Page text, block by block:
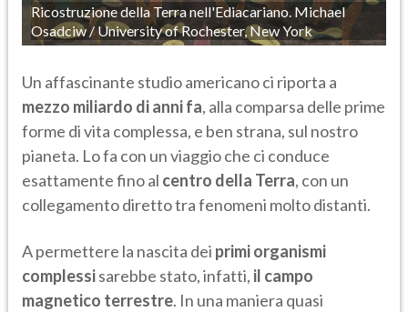
Ricostruzione della Terra nell'Ediacariano. Michael
Osadciw / University of Rochester, New York
Un affascinante studio americano ci riporta a
mezzo miliardo di anni fa, alla comparsa delle prime
forme di vita complessa, e ben strana, sul nostro
pianeta. Lo fa con un viaggio che ci conduce
esattamente fino al centro della Terra, con un
collegamento diretto tra fenomeni molto distanti.
A permettere la nascita dei primi organismi
complessisarebbe stato, infatti, il campo
magnetico terrestre. In una maniera quasi